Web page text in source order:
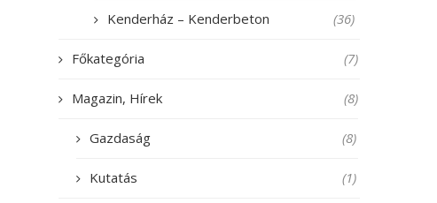
Kenderház – Kenderbeton (36)
Főkategória (7)
Magazin, Hírek (8)
Gazdaság (8)
Kutatás (1)